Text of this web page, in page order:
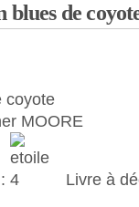
de
coyote
MOORE
:
Livre à